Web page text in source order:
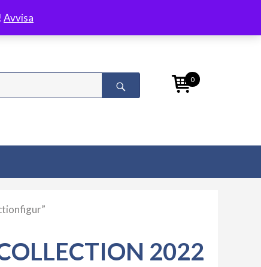
Avvisa
0
2022